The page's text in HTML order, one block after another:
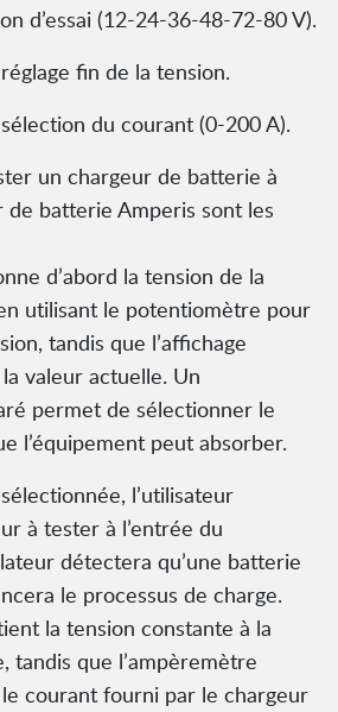
d’essai (12-24-36-48-72-80 V).
fin de la tension.
du courant (0-200 A).
un chargeur de batterie à
de batterie Amperis sont les
d’abord la tension de la
utilisant le potentiomètre pour
tandis que l’affichage
valeur actuelle. Un
permet de sélectionner le
l’équipement peut absorber.
l’utilisateur
à tester à l’entrée du
détectera qu’une batterie
le processus de charge.
la tension constante à la
tandis que l’ampèremètre
courant fourni par le chargeur